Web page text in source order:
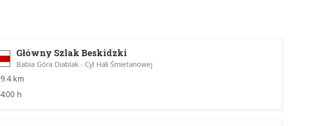
Główny Szlak Beskidzki
Babia Góra Diablak - Cyl Hali Śmietanowej
9.4 km
4:00 h